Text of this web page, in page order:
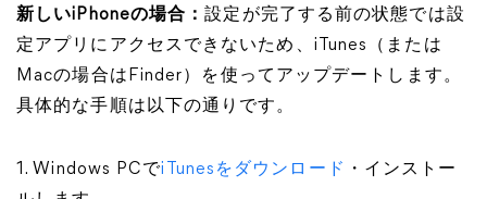
新しいiPhoneの場合：設定が完了する前の状態では設
定アプリにアクセスできないため、iTunes（または
Macの場合はFinder）を使ってアップデートします。
具体的な手順は以下の通りです。
1. Windows PCでiTunesをダウンロード
・インストー